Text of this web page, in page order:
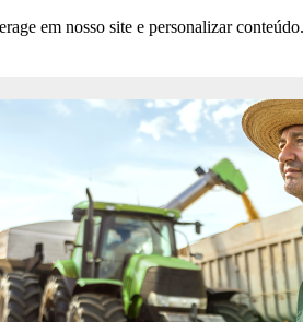
em nosso site e personalizar